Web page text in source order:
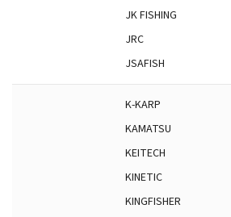
JK FISHING
JRC
JSAFISH
K-KARP
KAMATSU
KEITECH
KINETIC
KINGFISHER